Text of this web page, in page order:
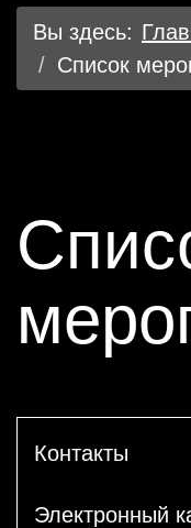
Вы здесь:
Список
Контакты
Электронный